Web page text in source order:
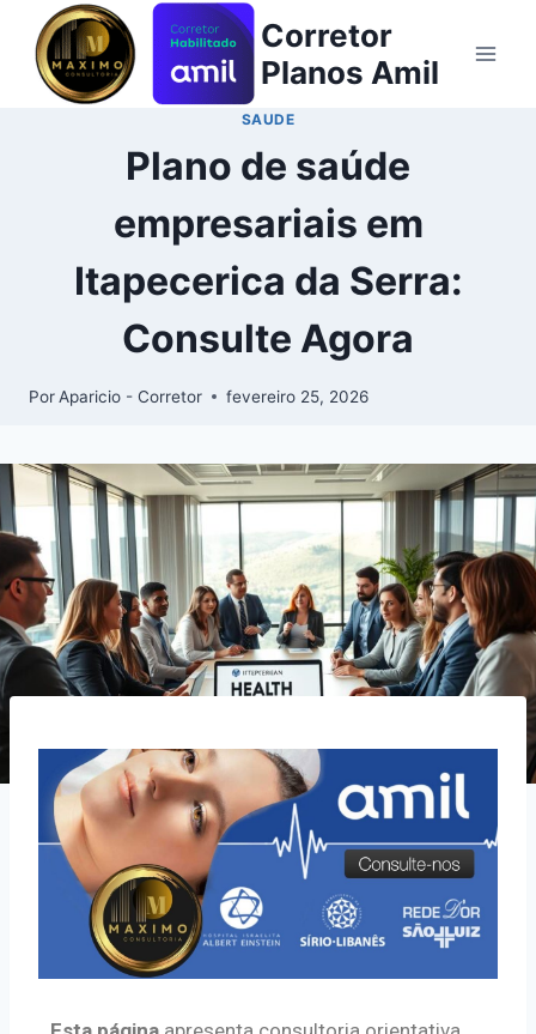
Corretor
Planos Amil
SAUDE
Plano de saúde
empresariais em
Itapecerica da Serra:
Consulte Agora
Por Aparicio - Corretor fevereiro 25, 2026